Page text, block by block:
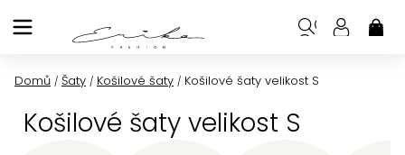
na
Domů / Šaty / Košilové šaty / Košilové šaty velikost S
Košilové šaty velikost S